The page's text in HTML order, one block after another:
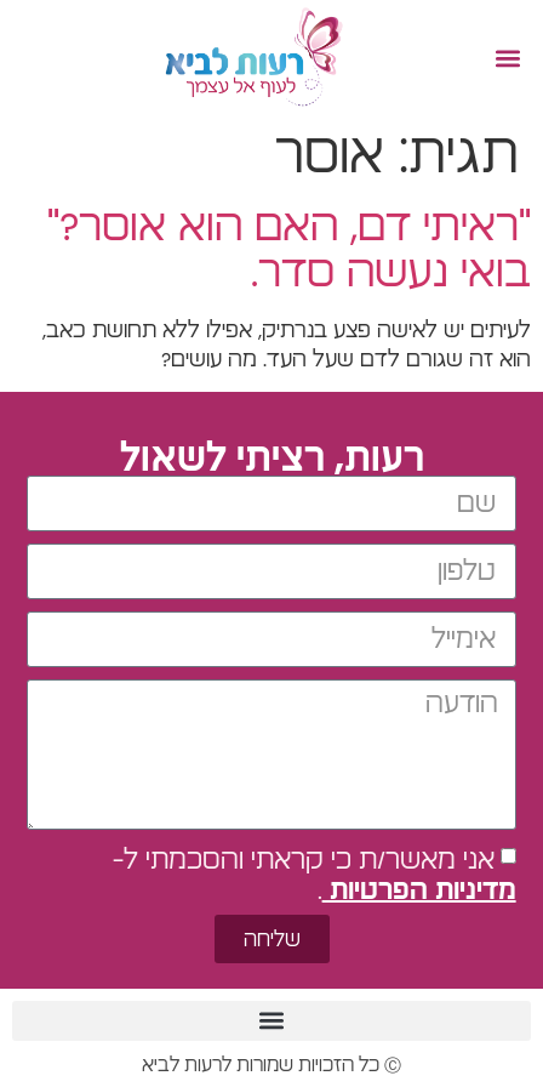
תגית: אוסר
"ראיתי דם, האם הוא אוסר?"
בואי נעשה סדר.
לעיתים יש לאישה פצע בנרתיק, אפילו ללא תחושת כאב,
הוא זה שגורם לדם שעל העד. מה עושים?
רעות, רציתי לשאול
אני מאשר/ת כי קראתי והסכמתי ל-
מדיניות הפרטיות .
שליחה
Ⓒ כל הזכויות שמורות לרעות לביא